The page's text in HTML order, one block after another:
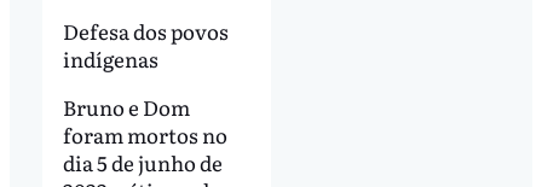
Defesa dos povos
indígenas
Bruno e Dom
foram mortos no
dia 5 de junho de